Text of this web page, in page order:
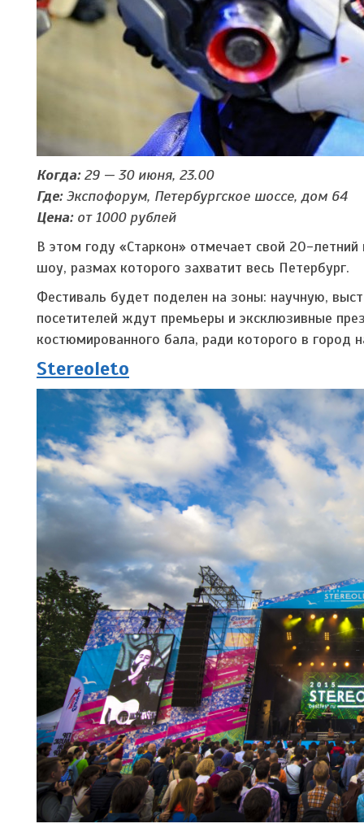
Когда:29 — 30 июня, 23.00
Где:Экспофорум, Петербургское шоссе, дом 64
Цена:от 1000 рублей
В этом году «Старкон» отмечает свой 20-
шоу, размах которого захватит весь Петербург.
Фестиваль будет поделен на зоны: научную,
посетителей ждут премьеры и эксклюзивные
костюмированного бала, ради которого в город
Stereoleto